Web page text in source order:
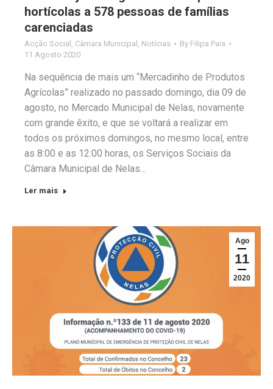
hortícolas a 578 pessoas de famílias
carenciadas
Acção Social , Câmara Municipal , Notícias By Filipa Pais
11 Agosto 2020
Na sequência de mais um “Mercadinho de Produtos
Agrícolas” realizado no passado domingo, dia 09 de
agosto, no Mercado Municipal de Nelas, novamente
com grande êxito, e que se voltará a realizar em
todos os próximos domingos, no mesmo local, entre
as 8:00 e as 12:00 horas, os Serviços Sociais da
Câmara Municipal de Nelas…
Ler mais
Ago
11
2020